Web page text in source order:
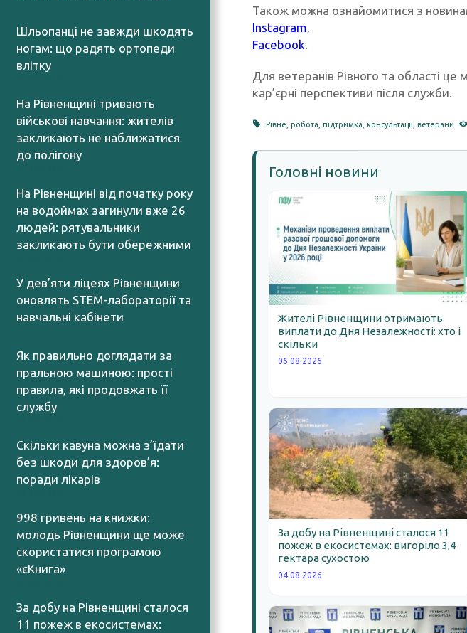
Шльопанці не завжди шкодять
ногам: що радять ортопеди
влітку
На Рівненщині тривають
військові навчання: жителів
закликають не наближатися
до полігону
На Рівненщині від початку року
на водоймах загинули вже 26
людей: рятувальники
закликають бути обережними
У дев’яти ліцеях Рівненщини
оновлять STEM-лабораторії та
навчальні кабінети
Як правильно доглядати за
пральною машиною: прості
правила, які продовжать її
службу
Скільки кавуна можна з’їдати
без шкоди для здоров’я:
поради лікарів
998 гривень на книжки:
молодь Рівненщини ще може
скористатися програмою
«єКнига»
За добу на Рівненщині сталося
11 пожеж в екосистемах:
Також можна ознайомитися з
Instagram
Facebook
Для ветеранів Рівного та області це
кар’єрні перспективи після служби.
Рівне ,робота ,підтримка ,консультації ,ветерани
Головні новини
Жителі Рівненщини отримають
виплати до Дня Незалежності: хто і
скільки
06.08.2026
За добу на Рівненщині сталося 11
пожеж в екосистемах: вигоріло 3,4
гектара сухостою
04.08.2026